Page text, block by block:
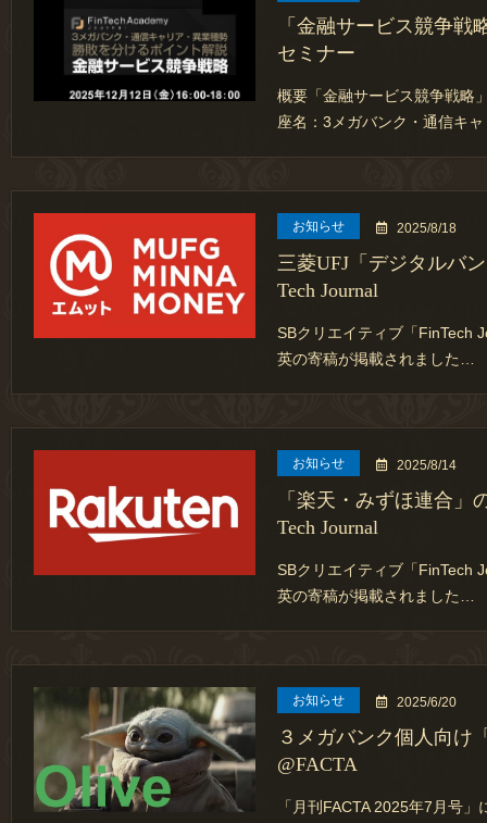
「金融サービス競争戦
セミナー
概要「金融サービス競争戦略
座名：3メガバンク・通信キ
お知らせ 2025/8/18
三菱UFJ「デジタルバ
Tech Journal
SBクリエイティブ「FinTech
英の寄稿が掲載されました…
お知らせ 2025/8/14
「楽天・みずほ連合」
Tech Journal
SBクリエイティブ「FinTech
英の寄稿が掲載されました…
お知らせ 2025/6/20
３メガバンク個人向け
@FACTA
「月刊FACTA 2025年7月号